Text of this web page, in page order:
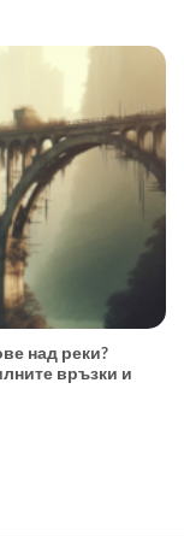
над реки?
връзки и